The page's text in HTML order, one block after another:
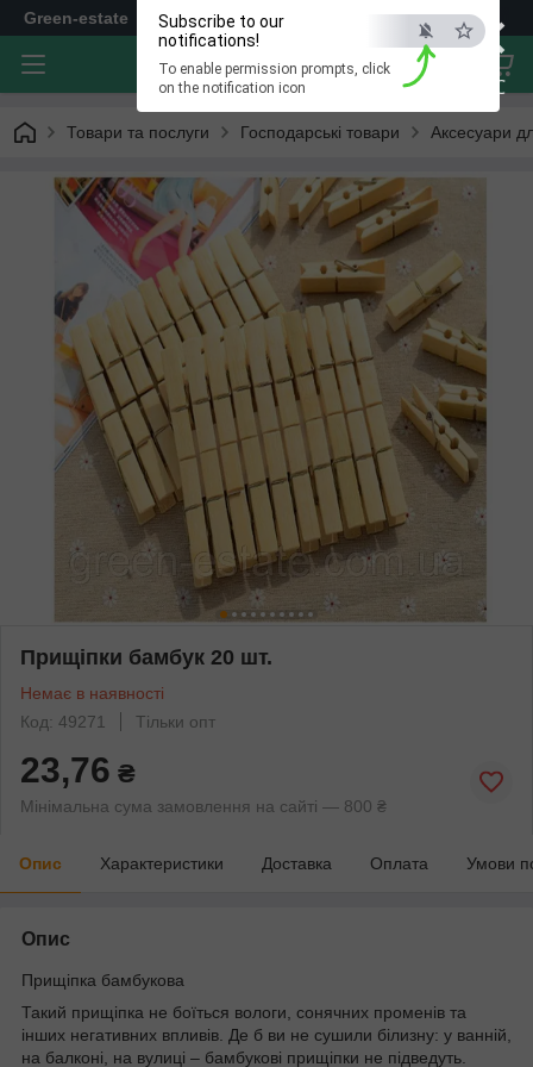
×
ESC
Subscribe to our
notifications!
To enable permission prompts, click
on the notification icon
Green-estate
Товари та послуги Господарські товари Аксесуари
Прищіпки бамбук 20 шт.
Немає в наявності
Код: 49271
Тільки опт
23,76 ₴
Мінімальна сума замовлення на сайті — 800 ₴
Опис Характеристики Доставка Оплата Умови
Опис
Прищіпка бамбукова
Такий прищіпка не боїться вологи, сонячних променів та
інших негативних впливів. Де б ви не сушили білизну: у ванній,
на балконі, на вулиці – бамбукові прищіпки не підведуть.